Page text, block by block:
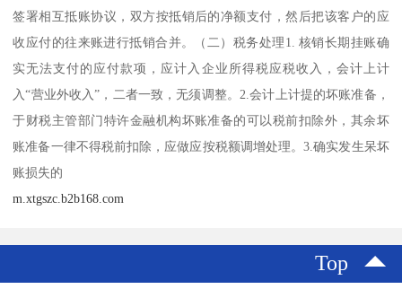
签署相互抵账协议，双方按抵销后的净额支付，然后把该客户的应
收应付的往来账进行抵销合并。（二）税务处理1. 核销长期挂账确
实无法支付的应付款项，应计入企业所得税应税收入，会计上计
入“营业外收入”，二者一致，无须调整。2.会计上计提的坏账准备，
于财税主管部门特许金融机构坏账准备的可以税前扣除外，其余坏
账准备一律不得税前扣除，应做应按税额调增处理。3.确实发生呆坏
账损失的
m.xtgszc.b2b168.com
Top